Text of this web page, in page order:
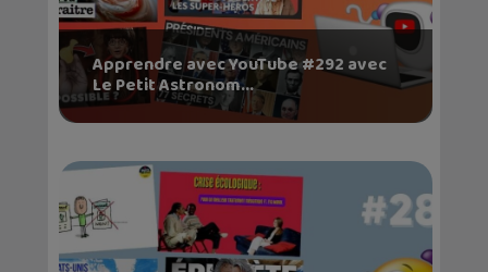
Apprendre avec YouTube #292 avec
Le Petit Astronom...